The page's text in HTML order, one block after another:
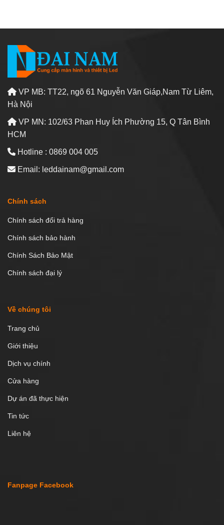
VP MB: TT22, ngõ 61 Nguyễn Văn Giáp,Nam Từ Liêm,
Hà Nội
VP MN: 102/63 Phan Huy Ích Phường 15, Q Tân Bình
HCM
Hotline : 0869 004 005
Email: leddainam@gmail.com
Chính sách
Chính sách đổi trả hàng
Chính sách bảo hành
Chính Sách Bảo Mật
Chính sách đại lý
Về chúng tôi
Trang chủ
Giới thiệu
Dịch vụ chính
Cửa hàng
Dự án đã thực hiện
Tin tức
Liên hệ
Fanpage Facebook